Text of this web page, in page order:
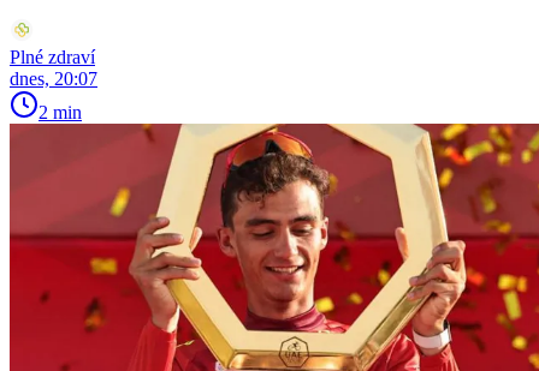
Plné zdraví
dnes, 20:07
2 min